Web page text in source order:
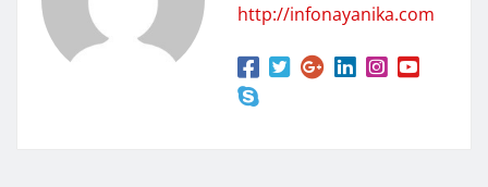
http://infonayanika.com